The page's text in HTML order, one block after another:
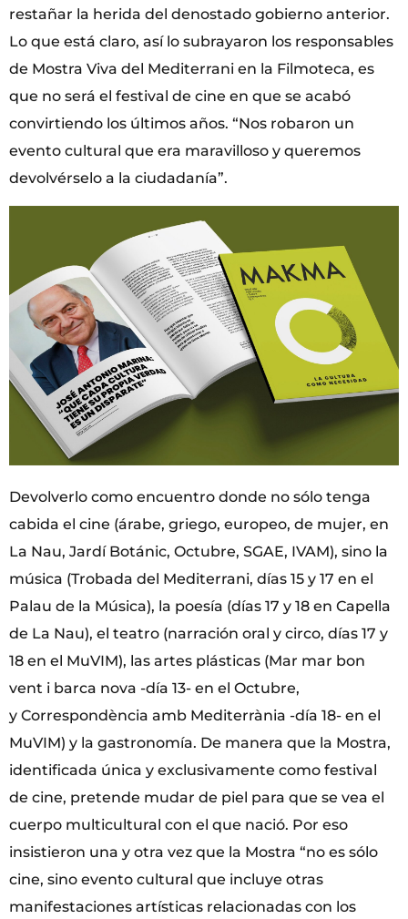
restañar la herida del denostado gobierno anterior.
Lo que está claro, así lo subrayaron los responsables
de Mostra Viva del Mediterrani en la Filmoteca, es
que no será el festival de cine en que se acabó
convirtiendo los últimos años. “Nos robaron un
evento cultural que era maravilloso y queremos
devolvérselo a la ciudadanía”.
Devolverlo como encuentro donde no sólo tenga
cabida el cine (árabe, griego, europeo, de mujer, en
La Nau, Jardí Botánic, Octubre, SGAE, IVAM), sino la
música (Trobada del Mediterrani, días 15 y 17 en el
Palau de la Música), la poesía (días 17 y 18 en Capella
de La Nau), el teatro (narración oral y circo, días 17 y
18 en el MuVIM), las artes plásticas (Mar mar bon
vent i barca nova -día 13- en el Octubre,
y Correspondència amb Mediterrània -día 18- en el
MuVIM) y la gastronomía. De manera que la Mostra,
identificada única y exclusivamente como festival
de cine, pretende mudar de piel para que se vea el
cuerpo multicultural con el que nació. Por eso
insistieron una y otra vez que la Mostra “no es sólo
cine, sino evento cultural que incluye otras
manifestaciones artísticas relacionadas con los